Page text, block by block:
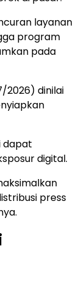
layanan
program
pada
2026) dinilai
dapat
digital.
press